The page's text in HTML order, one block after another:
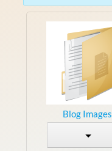
Blog Images